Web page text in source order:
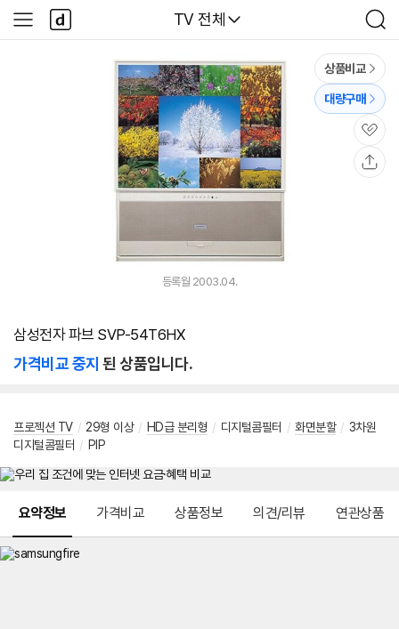
다나와
TV 전체
검
색
사
이
다
나
와
상품비교
대량구매
관
심
등록월 2003.04.
삼성전자 파브 SVP-54T6HX
가격비교 중지 된 상품입니다.
프로젝션 TV / 29형 이상 / HD급 분리형 / 디지털콤필터 / 화면분할 / 3차원
디지털콤필터 / PIP
요약정보 가격비교 상품정보 의견/리뷰 연관상품